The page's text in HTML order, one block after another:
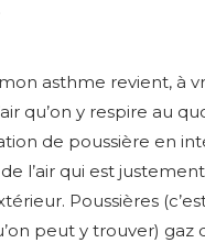
asthme revient, à
qu’on y respire au
de poussière en
l’air qui est
Poussières
peut y trouver)